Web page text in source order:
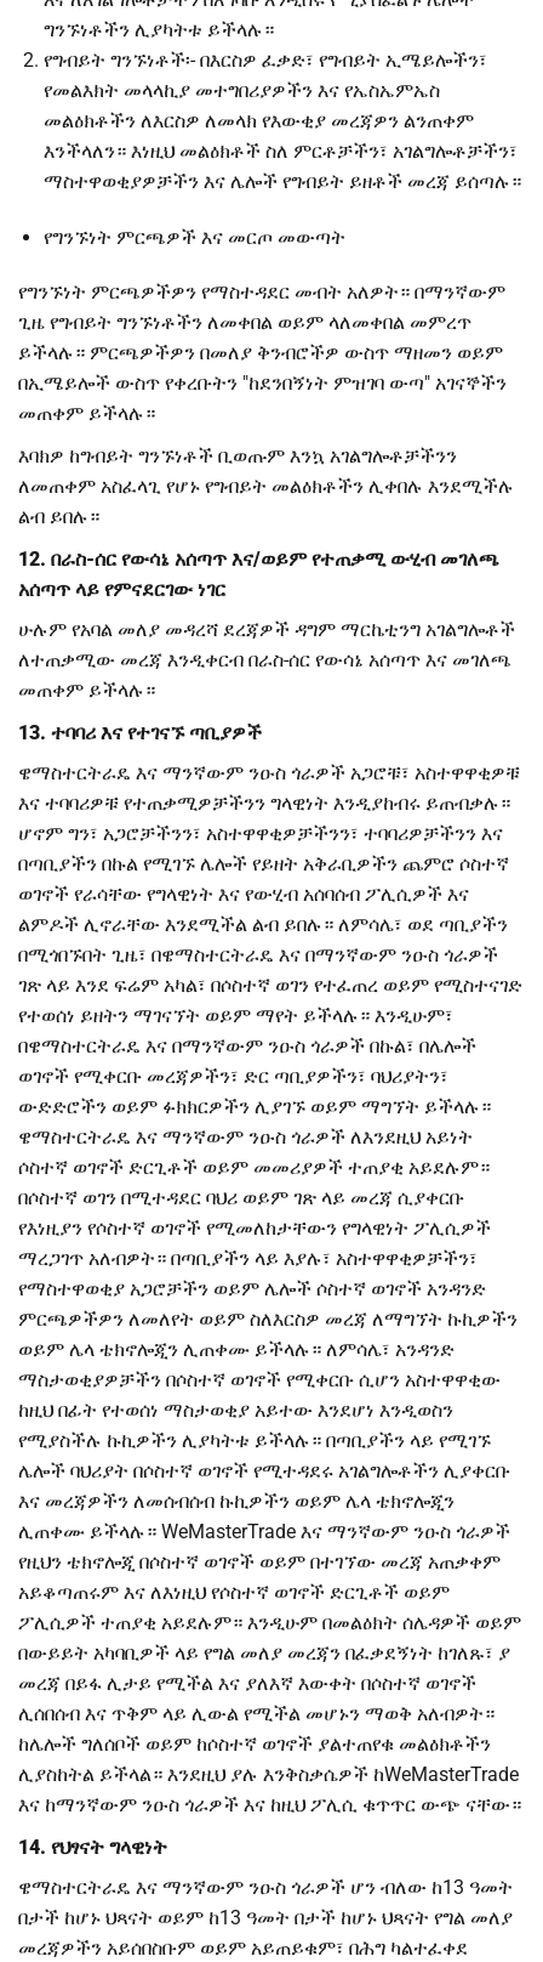
ግንኙነቶችን ሊያካትቱ ይችላሉ።
የግብይት ግንኙነቶች፡- በእርስዎ ፈቃድ፣ የግብይት ኢሜይሎችን፣
የመልእክት መላላኪያ መተግበሪያዎችን እና የኤስኤምኤስ
መልዕክቶችን ለእርስዎ ለመላክ የእውቂያ መረጃዎን ልንጠቀም
እንችላለን። እነዚህ መልዕክቶች ስለ ምርቶቻችን፣ አገልግሎቶቻችን፣
ማስተዋወቂያዎቻችን እና ሌሎች የግብይት ይዘቶች መረጃ ይሰጣሉ።
የግንኙነት ምርጫዎች እና መርጦ መውጣት
የግንኙነት ምርጫዎችዎን የማስተዳደር መብት አለዎት። በማንኛውም
ጊዜ የግብይት ግንኙነቶችን ለመቀበል ወይም ላለመቀበል መምረጥ
ይችላሉ። ምርጫዎችዎን በመለያ ቅንብሮችዎ ውስጥ ማዘመን ወይም
በኢሜይሎች ውስጥ የቀረቡትን "ከደንበኝነት ምዝገባ ውጣ" አገናኞችን
መጠቀም ይችላሉ።
እባክዎ ከግብይት ግንኙነቶች ቢወጡም እንኳ አገልግሎቶቻችንን
ለመጠቀም አስፈላጊ የሆኑ የግብይት መልዕክቶችን ሊቀበሉ እንደሚችሉ
ልብ ይበሉ።
12. በራስ-ሰር የውሳኔ አሰጣጥ እና/ወይም የተጠቃሚ ውሂብ መገለጫ
አሰጣጥ ላይ የምናደርገው ነገር
ሁሉም የአባል መለያ መዳረሻ ደረጃዎች ዳግም ማርኬቲንግ አገልግሎቶች
ለተጠቃሚው መረጃ እንዲቀርብ በራስ-ሰር የውሳኔ አሰጣጥ እና መገለጫ
መጠቀም ይችላሉ።
13. ተባባሪ እና የተገናኙ ጣቢያዎች
ዌማስተርትራዴ እና ማንኛውም ንዑስ ጎራዎች አጋሮቹ፣ አስተዋዋቂዎቹ
እና ተባባሪዎቹ የተጠቃሚዎቻችንን ግላዊነት እንዲያከብሩ ይጠብቃሉ።
ሆኖም ግን፣ አጋሮቻችንን፣ አስተዋዋቂዎቻችንን፣ ተባባሪዎቻችንን እና
በጣቢያችን በኩል የሚገኙ ሌሎች የይዘት አቅራቢዎችን ጨምሮ ሶስተኛ
ወገኖች የራሳቸው የግላዊነት እና የውሂብ አሰባሰብ ፖሊሲዎች እና
ልምዶች ሊኖራቸው እንደሚችል ልብ ይበሉ። ለምሳሌ፣ ወደ ጣቢያችን
በሚጎበኙበት ጊዜ፣ በዌማስተርትራዴ እና በማንኛውም ንዑስ ጎራዎች
ገጽ ላይ እንደ ፍሬም አካል፣ በሶስተኛ ወገን የተፈጠረ ወይም የሚስተናገድ
የተወሰነ ይዘትን ማገናኘት ወይም ማየት ይችላሉ። እንዲሁም፣
በዌማስተርትራዴ እና በማንኛውም ንዑስ ጎራዎች በኩል፣ በሌሎች
ወገኖች የሚቀርቡ መረጃዎችን፣ ድር ጣቢያዎችን፣ ባህሪያትን፣
ውድድሮችን ወይም ፉክክርዎችን ሊያገኙ ወይም ማግኘት ይችላሉ።
ዌማስተርትራዴ እና ማንኛውም ንዑስ ጎራዎች ለእንደዚህ አይነት
ሶስተኛ ወገኖች ድርጊቶች ወይም መመሪያዎች ተጠያቂ አይደሉም።
በሶስተኛ ወገን በሚተዳደር ባህሪ ወይም ገጽ ላይ መረጃ ሲያቀርቡ
የእነዚያን የሶስተኛ ወገኖች የሚመለከታቸውን የግላዊነት ፖሊሲዎች
ማረጋገጥ አለብዎት። በጣቢያችን ላይ እያሉ፣ አስተዋዋቂዎቻችን፣
የማስተዋወቂያ አጋሮቻችን ወይም ሌሎች ሶስተኛ ወገኖች አንዳንድ
ምርጫዎችዎን ለመለየት ወይም ስለእርስዎ መረጃ ለማግኘት ኩኪዎችን
ወይም ሌላ ቴክኖሎጂን ሊጠቀሙ ይችላሉ። ለምሳሌ፣ አንዳንድ
ማስታወቂያዎቻችን በሶስተኛ ወገኖች የሚቀርቡ ሲሆን አስተዋዋቂው
ከዚህ በፊት የተወሰነ ማስታወቂያ አይተው እንደሆነ እንዲወስን
የሚያስችሉ ኩኪዎችን ሊያካትቱ ይችላሉ። በጣቢያችን ላይ የሚገኙ
ሌሎች ባህሪያት በሶስተኛ ወገኖች የሚተዳደሩ አገልግሎቶችን ሊያቀርቡ
እና መረጃዎችን ለመሰብሰብ ኩኪዎችን ወይም ሌላ ቴክኖሎጂን
ሊጠቀሙ ይችላሉ። WeMasterTrade እና ማንኛውም ንዑስ ጎራዎች
የዚህን ቴክኖሎጂ በሶስተኛ ወገኖች ወይም በተገኘው መረጃ አጠቃቀም
አይቆጣጠሩም እና ለእነዚህ የሶስተኛ ወገኖች ድርጊቶች ወይም
ፖሊሲዎች ተጠያቂ አይደሉም። እንዲሁም በመልዕክት ሰሌዳዎች ወይም
በውይይት አካባቢዎች ላይ የግል መለያ መረጃን በፈቃደኝነት ከገለጹ፣ ያ
መረጃ በይፋ ሊታይ የሚችል እና ያለእኛ እውቀት በሶስተኛ ወገኖች
ሊሰበሰብ እና ጥቅም ላይ ሊውል የሚችል መሆኑን ማወቅ አለብዎት።
ከሌሎች ግለሰቦች ወይም ከሶስተኛ ወገኖች ያልተጠየቁ መልዕክቶችን
ሊያስከትል ይችላል። እንደዚህ ያሉ እንቅስቃሴዎች ከWeMasterTrade
እና ከማንኛውም ንዑስ ጎራዎች እና ከዚህ ፖሊሲ ቁጥጥር ውጭ ናቸው።
14. የህፃናት ግላዊነት
ዌማስተርትራዴ እና ማንኛውም ንዑስ ጎራዎች ሆን ብለው ከ13 ዓመት
በታች ከሆኑ ህጻናት ወይም ከ13 ዓመት በታች ከሆኑ ህጻናት የግል መለያ
መረጃዎችን አይሰበስቡም ወይም አይጠይቁም፣ በሕግ ካልተፈቀደ